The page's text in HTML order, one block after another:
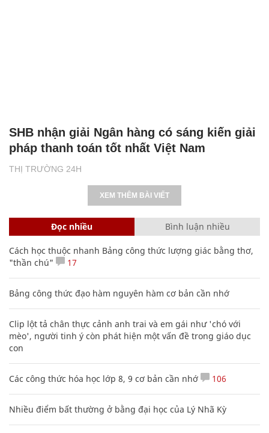
THỊ TRƯỜNG 24H
SHB nhận giải Ngân hàng có sáng kiến giải
pháp thanh toán tốt nhất Việt Nam
XEM THÊM BÀI VIẾT
Đọc nhiều Bình luận nhiều
Cách học thuộc nhanh Bảng công thức lượng giác bằng thơ,
"thần chú"
17
Bảng công thức đạo hàm nguyên hàm cơ bản cần nhớ
Clip lột tả chân thực cảnh anh trai và em gái như 'chó với
mèo', người tinh ý còn phát hiện một vấn đề trong giáo dục
con
Các công thức hóa học lớp 8, 9 cơ bản cần nhớ 106
Nhiều điểm bất thường ở bằng đại học của Lý Nhã Kỳ